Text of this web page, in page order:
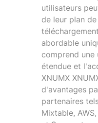
utilisateurs
de leur plan de
abordable
comprend une
étendue et
XNUMX
d'avantages
partenaires
Mixtable,